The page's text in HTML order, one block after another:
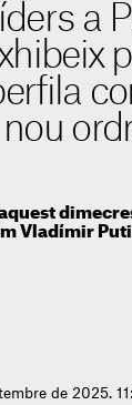
a
Vladímir
de 2025.